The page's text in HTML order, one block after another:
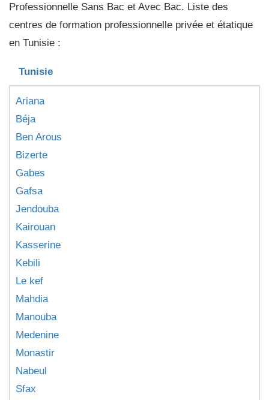
Professionnelle Sans Bac et Avec Bac. Liste des
centres de formation professionnelle privée et étatique
en Tunisie :
Tunisie
Ariana
Béja
Ben Arous
Bizerte
Gabes
Gafsa
Jendouba
Kairouan
Kasserine
Kebili
Le kef
Mahdia
Manouba
Medenine
Monastir
Nabeul
Sfax